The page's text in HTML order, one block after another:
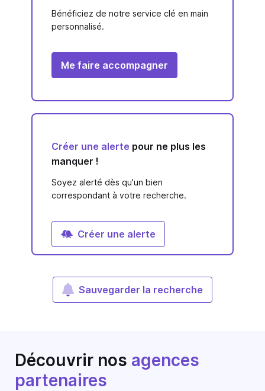
Bénéficiez de notre service clé en main
personnalisé.
Me faire accompagner
Créer une alerte pour ne plus les
manquer !
Soyez alerté dès qu'un bien
correspondant à votre recherche.
Créer une alerte
Sauvegarder la recherche
Découvrir nos agences
partenaires